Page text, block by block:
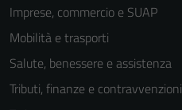
Imprese, commercio e SUAP
Mobilità e trasporti
Salute, benessere e assistenza
Tributi, finanze e contravvenzioni